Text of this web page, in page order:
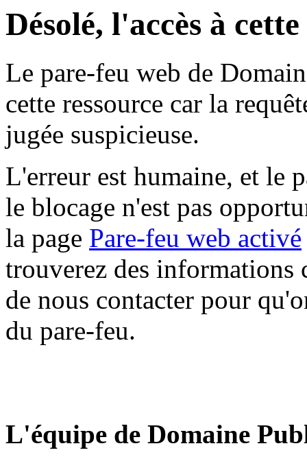
Désolé, l'accès à
Le pare-feu web de
cette ressource car la
jugée suspicieuse.
L'erreur est humaine, et le
le blocage n'est pas
la page Pare-feu web activé
trouverez des informations
de nous contacter pour
du pare-feu.
L'équipe de Domaine